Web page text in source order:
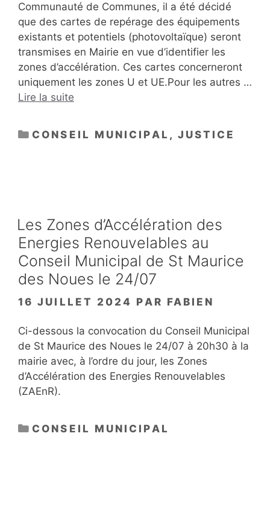
Communauté de Communes, il a été décidé
que des cartes de repérage des équipements
existants et potentiels (photovoltaïque) seront
transmises en Mairie en vue d’identifier les
zones d’accélération. Ces cartes concerneront
uniquement les zones U et UE.Pour les autres …
Lire la suite
CATÉGORIES
CONSEIL MUNICIPAL , JUSTICE
Les Zones d’Accélération des
Energies Renouvelables au
Conseil Municipal de St Maurice
des Noues le 24/07
16 JUILLET 2024 PAR FABIEN
Ci-dessous la convocation du Conseil Municipal
de St Maurice des Noues le 24/07 à 20h30 à la
mairie avec, à l’ordre du jour, les Zones
d’Accélération des Energies Renouvelables
(ZAEnR).
CATÉGORIES
CONSEIL MUNICIPAL